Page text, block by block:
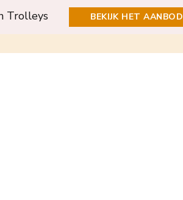
Trolleys BEKIJK HET AANBOD